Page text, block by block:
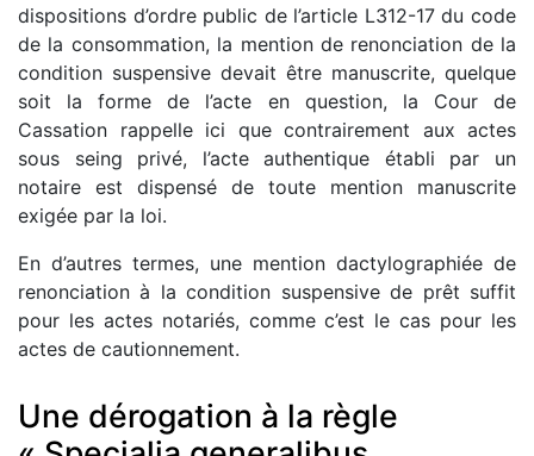
dispositions d’ordre public de l’article L312-17 du code
de la consommation, la mention de renonciation de la
condition suspensive devait être manuscrite, quelque
soit la forme de l’acte en question, la Cour de
Cassation rappelle ici que contrairement aux actes
sous seing privé, l’acte authentique établi par un
notaire est dispensé de toute mention manuscrite
exigée par la loi.
En d’autres termes, une mention dactylographiée de
renonciation à la condition suspensive de prêt suffit
pour les actes notariés, comme c’est le cas pour les
actes de cautionnement.
Une dérogation à la règle